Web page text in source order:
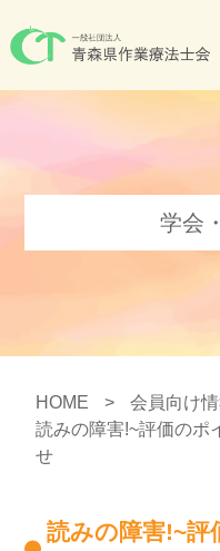
学会
HOME > 会員向け
読みの障害!~評価のポ
せ
読みの障害!~